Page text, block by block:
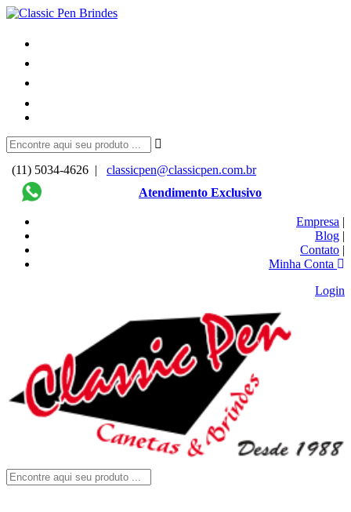
(11) 5034-4626 |
classicpen@classicpen.com.br
Atendimento Exclusivo
Empresa |
Blog |
Contato |
Minha Conta
Login